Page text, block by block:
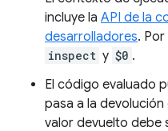
incluye la API de la
desarrolladores.
inspect y $0 .
El código evaluado
pasa a la devolución
valor devuelto debe